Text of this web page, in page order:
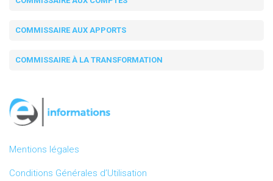
COMMISSAIRE AUX APPORTS
COMMISSAIRE À LA TRANSFORMATION
Mentions légales
Conditions Générales d’Utilisation